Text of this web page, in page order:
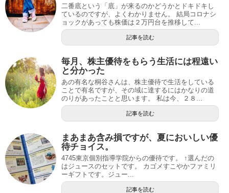
二番底という「底」が来るのかどうかとドキドキし
ているのですが、よくわかりません。 結局コロナシ
ョックがあっても株価は２万円台を推移して...
記事を読む
毎月、株主優待をもらう生活には程遠い
と分かった
あの有名な桐谷さんは、株主優待で生活をしている
ことで有名ですが、その域に達するにはかなりの道
のりがあったことと思います。 私は今、２８...
記事を読む
まあまあ含み損ですが、夏においしい優
待チョイス。
4745東京個別指導学院からの優待です。 ↑選んだの
はジュースのセットです。 カゴメすこやかファミリ
ーギフトです。ジュー...
記事を読む